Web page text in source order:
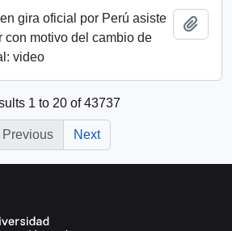
gira oficial por Perú asiste
con motivo del cambio de
video
1 to 20 of 43737
Previous Next